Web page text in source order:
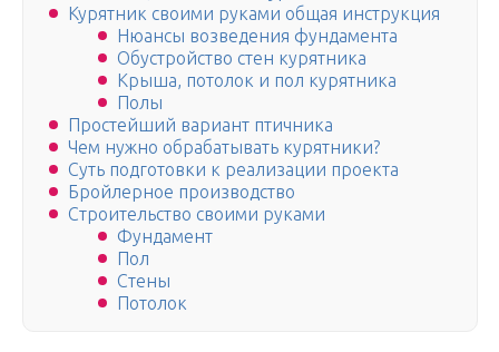
Курятник своими руками общая инструкция
Нюансы возведения фундамента
Обустройство стен курятника
Крыша, потолок и пол курятника
Полы
Простейший вариант птичника
Чем нужно обрабатывать курятники?
Суть подготовки к реализации проекта
Бройлерное производство
Строительство своими руками
Фундамент
Пол
Стены
Потолок